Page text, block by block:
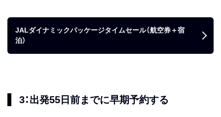
JALダイナミックパッケージタイムセール（航空券＋宿
泊）
3：出発55日前までに早期予約する